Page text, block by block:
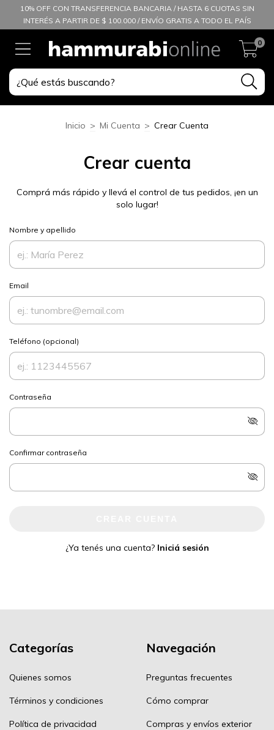
10% OFF CON TRANSFERENCIA BANCARIA / HASTA 6 CUOTAS SIN
INTERÉS A PARTIR DE $ 100.000 / ENVÍO GRATIS A TODO EL PAÍS
0
Inicio > Mi Cuenta > Crear Cuenta
Crear cuenta
Comprá más rápido y llevá el control de tus pedidos, ¡en un
solo lugar!
Nombre y apellido
Email
Teléfono (opcional)
Contraseña
Confirmar contraseña
¿Ya tenés una cuenta? Iniciá sesión
Categorías
Quienes somos
Términos y condiciones
Política de privacidad
Navegación
Preguntas frecuentes
Cómo comprar
Compras y envíos exterior